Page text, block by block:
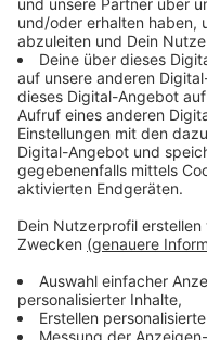
sowie alles rund um
OÖNachrichten
https://
Partner: Diese
derOÖ.
Unser Geschenk für
Wochen
http://
Folgt uns in der
lasst uns gerne
Feedback, Ideen,